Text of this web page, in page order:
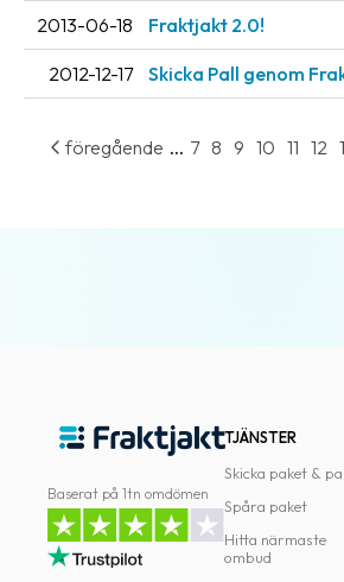
Kontakta
oss
2013-06-18 Fraktjakt 2.0!
2012-12-17 Skicka Pall genom
föregående ... 7 8 9 10 11 12
Baserat på 1tn omdömen
TJÄNSTER
Skicka paket &
Spåra paket
Hitta närmaste
ombud